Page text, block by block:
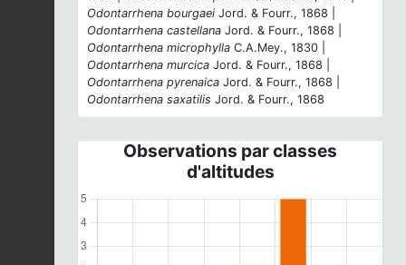
Odontarrhena bourgaei Jord. & Fourr., 1868 |
Odontarrhena castellana Jord. & Fourr., 1868 |
Odontarrhena microphylla C.A.Mey., 1830 |
Odontarrhena murcica Jord. & Fourr., 1868 |
Odontarrhena pyrenaica Jord. & Fourr., 1868 |
Odontarrhena saxatilis Jord. & Fourr., 1868
Observations par classes
d'altitudes